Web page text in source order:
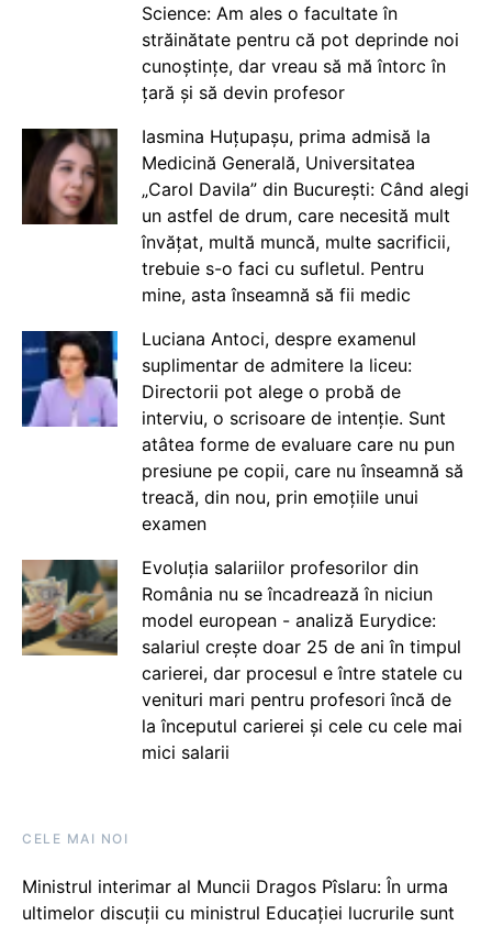
Science: Am ales o facultate în
străinătate pentru că pot deprinde noi
cunoștințe, dar vreau să mă întorc în
țară și să devin profesor
Iasmina Huțupașu, prima admisă la
Medicină Generală, Universitatea
„Carol Davila” din București: Când alegi
un astfel de drum, care necesită mult
învățat, multă muncă, multe sacrificii,
trebuie s-o faci cu sufletul. Pentru
mine, asta înseamnă să fii medic
Luciana Antoci, despre examenul
suplimentar de admitere la liceu:
Directorii pot alege o probă de
interviu, o scrisoare de intenție. Sunt
atâtea forme de evaluare care nu pun
presiune pe copii, care nu înseamnă să
treacă, din nou, prin emoțiile unui
examen
Evoluția salariilor profesorilor din
România nu se încadrează în niciun
model european - analiză Eurydice:
salariul crește doar 25 de ani în timpul
carierei, dar procesul e între statele cu
venituri mari pentru profesori încă de
la începutul carierei și cele cu cele mai
mici salarii
CELE MAI NOI
Ministrul interimar al Muncii Dragos Pîslaru: În urma
ultimelor discuții cu ministrul Educației lucrurile sunt